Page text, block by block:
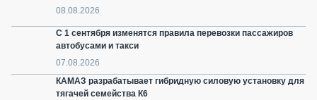
08.08.2026
С 1 сентября изменятся правила перевозки пассажиров
автобусами и такси
07.08.2026
КАМАЗ разрабатывает гибридную силовую установку для
тягачей семейства К6